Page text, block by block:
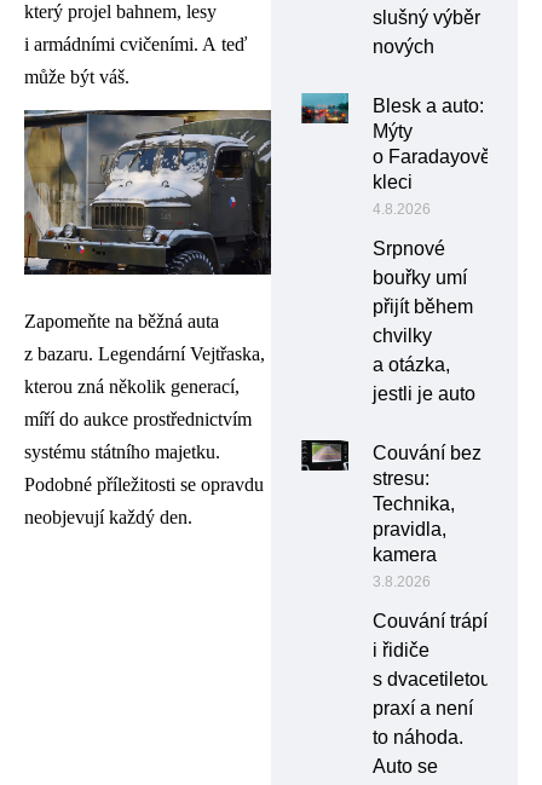
který projel bahnem, lesy
i armádními cvičeními. A teď
může být váš.
Zapomeňte na běžná auta
z bazaru. Legendární Vejtřaska,
kterou zná několik generací,
míří do aukce prostřednictvím
systému státního majetku.
Podobné příležitosti se opravdu
neobjevují každý den.
slušný výběr
nových
Blesk a auto:
Mýty
o Faradayově
kleci
4.8.2026
Srpnové
bouřky umí
přijít během
chvilky
a otázka,
jestli je auto
Couvání bez
stresu:
Technika,
pravidla,
kamera
3.8.2026
Couvání trápí
i řidiče
s dvacetiletou
praxí a není
to náhoda.
Auto se